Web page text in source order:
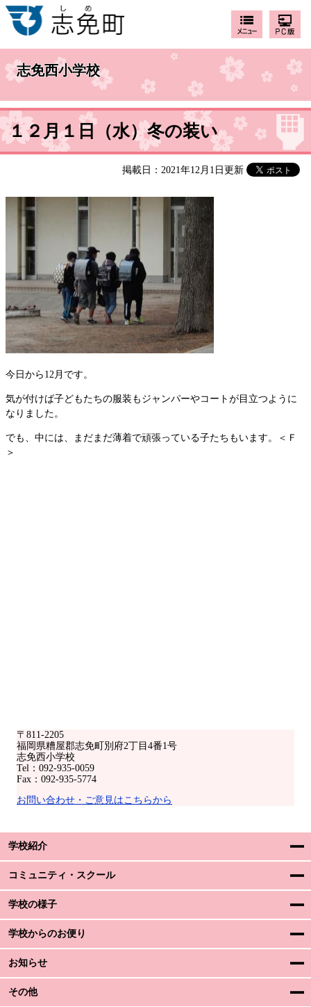
志免西小学校
〒811-2205
福岡県糟屋郡志免町別府2丁目4番1号
志免西小学校
Tel：092-935-0059
Fax：092-935-5774
お問い合わせ・ご意見はこちらから
学校紹介
コミュニティ・スクール
学校の様子
学校からのお便り
お知らせ
その他
１２月１日（水）冬の装い
掲載日：2021年12月1日更新
今日から12月です。
気が付けば子どもたちの服装もジャンパーやコートが目立つように
なりました。
でも、中には、まだまだ薄着で頑張っている子たちもいます。＜Ｆ
＞